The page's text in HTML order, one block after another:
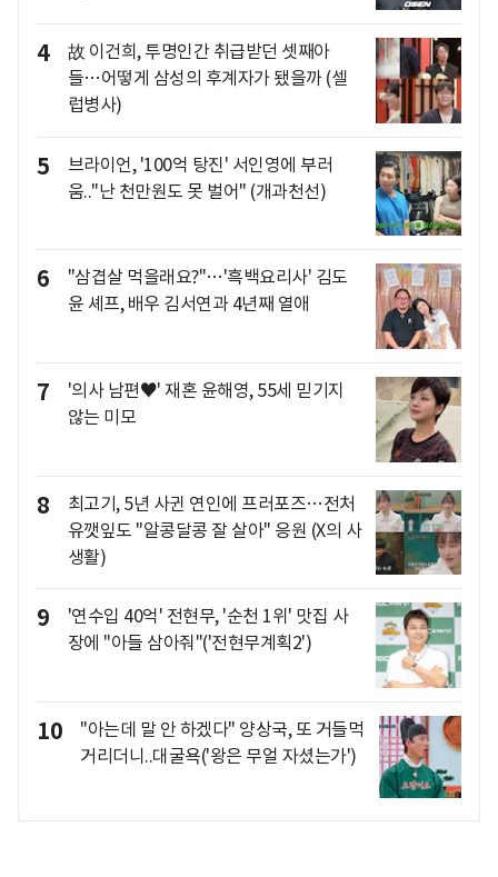
4
故 이건희, 투명인간 취급받던 셋째아
들…어떻게 삼성의 후계자가 됐을까 (셀
럽병사)
5
브라이언, '100억 탕진' 서인영에 부러
움.."난 천만원도 못 벌어" (개과천선)
6
"삼겹살 먹을래요?"…'흑백요리사' 김도
윤 셰프, 배우 김서연과 4년째 열애
7
'의사 남편♥' 재혼 윤해영, 55세 믿기지
않는 미모
8
최고기, 5년 사귄 연인에 프러포즈…전처
유깻잎도 "알콩달콩 잘 살아" 응원 (X의 사
생활)
9
'연수입 40억' 전현무, '순천 1위' 맛집 사
장에 "아들 삼아줘"('전현무계획2')
10
"아는데 말 안 하겠다" 양상국, 또 거들먹
거리더니..대굴욕('왕은 무얼 자셨는가')